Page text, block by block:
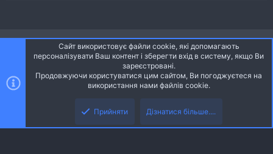
Ніч
Українська (UA)
S
Community platform by XenForo® © 2010-2026 XenForo Ltd.
Community platform by XenForo © 2010-2022 XenForo Ltd. | dev: Pages
Сайт використовує файли cookie, які допомагають
персоналізувати Ваш контент і зберегти вхід в систему, якщо Ви
зареєстровані.
Продовжуючи користуватися цим сайтом, Ви погоджуєтеся на
використання нами файлів cookie.
Прийняти Дізнатися більше....